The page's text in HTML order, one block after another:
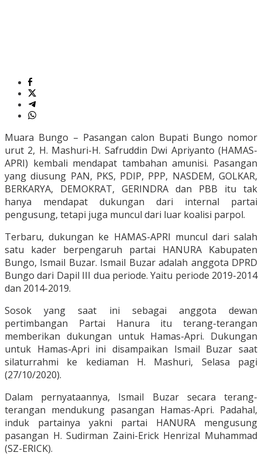
Muara Bungo – Pasangan calon Bupati Bungo nomor
urut 2, H. Mashuri-H. Safruddin Dwi Apriyanto (HAMAS-
APRI) kembali mendapat tambahan amunisi. Pasangan
yang diusung PAN, PKS, PDIP, PPP, NASDEM, GOLKAR,
BERKARYA, DEMOKRAT, GERINDRA dan PBB itu tak
hanya mendapat dukungan dari internal partai
pengusung, tetapi juga muncul dari luar koalisi parpol.
Terbaru, dukungan ke HAMAS-APRI muncul dari salah
satu kader berpengaruh partai HANURA Kabupaten
Bungo, Ismail Buzar. Ismail Buzar adalah anggota DPRD
Bungo dari Dapil III dua periode. Yaitu periode 2019-2014
dan 2014-2019.
Sosok yang saat ini sebagai anggota dewan
pertimbangan Partai Hanura itu terang-terangan
memberikan dukungan untuk Hamas-Apri. Dukungan
untuk Hamas-Apri ini disampaikan Ismail Buzar saat
silaturrahmi ke kediaman H. Mashuri, Selasa pagi
(27/10/2020).
Dalam pernyataannya, Ismail Buzar secara terang-
terangan mendukung pasangan Hamas-Apri. Padahal,
induk partainya yakni partai HANURA mengusung
pasangan H. Sudirman Zaini-Erick Henrizal Muhammad
(SZ-ERICK).